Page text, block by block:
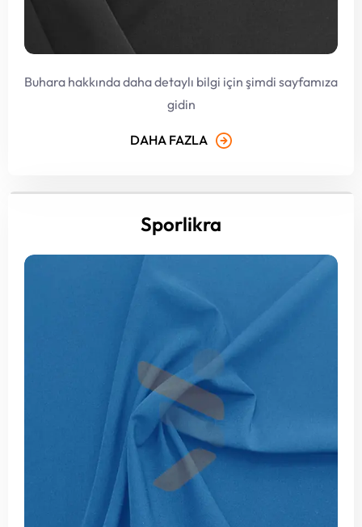
Buhara hakkında daha detaylı bilgi için şimdi sayfamıza
gidin
DAHA FAZLA
Sporlikra